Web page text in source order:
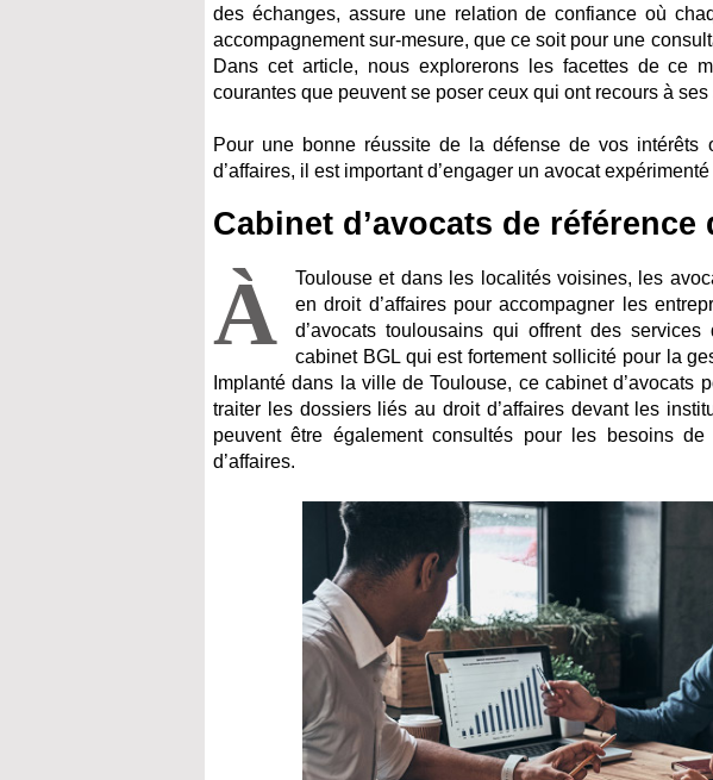
des échanges, assure une relation de confiance où
accompagnement sur-mesure, que ce soit pour une
Dans cet article, nous explorerons les facettes de ce
courantes que peuvent se poser ceux qui ont recours à ses
Pour une bonne réussite de la défense de vos
d’affaires, il est important d’engager un avocat
Cabinet d’avocats de
À
Toulouse et dans les localités voisines, les
en droit d’affaires pour accompagner les
d’avocats toulousains qui offrent des
cabinet BGL qui est fortement sollicité pour la
Implanté dans la ville de Toulouse, ce cabinet d’avocats
traiter les dossiers liés au droit d’affaires devant les
peuvent être également consultés pour les besoins
d’affaires.